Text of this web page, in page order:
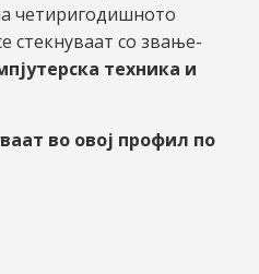
четиригодишното
стекнуваат со звање-
техника и
во овој профил по